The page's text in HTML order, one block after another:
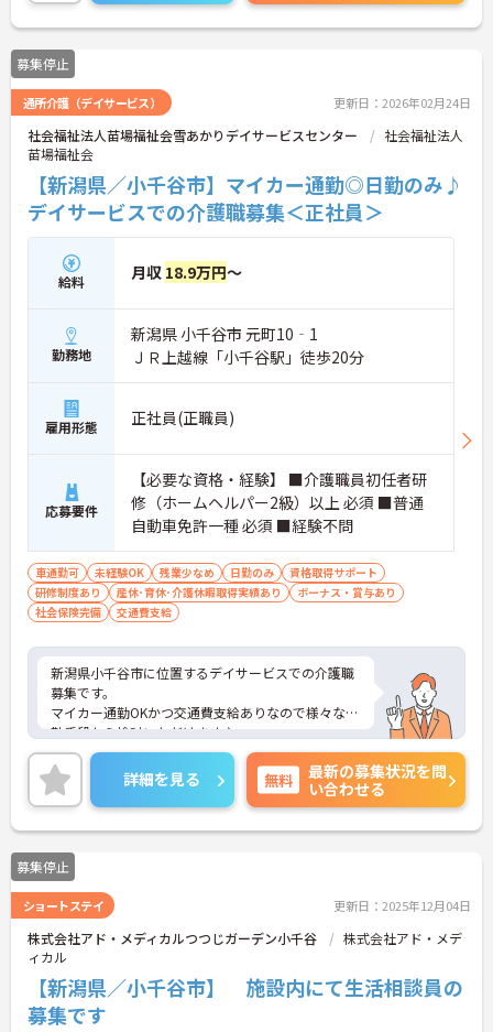
募集停止
通所介護（デイサービス） 更新日：2026年02月24日
社会福祉法人苗場福祉会雪あかりデイサービスセンター
社会福祉法人
苗場福祉会
【新潟県／小千谷市】マイカー通勤◎日勤のみ♪
デイサービスでの介護職募集＜正社員＞
給料 月収 18.9万円～
勤務地
新潟県 小千谷市 元町10‐1
ＪＲ上越線「小千谷駅」徒歩20分
雇用形態 正社員(正職員)
応募要件
【必要な資格・経験】 ■介護職員初任者研
修（ホームヘルパー2級）以上 必須 ■普通
自動車免許一種 必須 ■経験不問
車通勤可 未経験OK 残業少なめ 日勤のみ
資格取得サポート
研修制度あり
産休･育休･介護休暇取得実績あり
ボーナス・賞与あり
社会保険完備
交通費支給
新潟県小千谷市に位置するデイサービスでの介護職
募集です。
マイカー通勤OKかつ交通費支給ありなので様々な通
勤手段から検討いただけます♪
ご興味のある方はご面接のポイントお伝えしますの
でご気軽にお問合せください。
詳細を見る 無料
最新の募集状況を問
い合わせる
募集停止
ショートステイ 更新日：2025年12月04日
株式会社アド・メディカルつつじガーデン小千谷
株式会社アド・メデ
ィカル
【新潟県／小千谷市】 施設内にて生活相談員の
募集です